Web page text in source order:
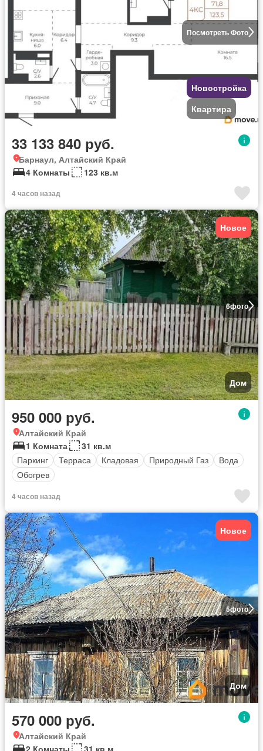
Посмотреть Фото
Новостройка
Квартира
33 133 840 руб.
Барнаул, Алтайский Край
4 Комнаты
123 кв.м
4 часов назад
6фото
Новое
Дом
950 000 руб.
Алтайский Край
1 Комната
31 кв.м
Паркинг
Терраса Кладовая Природный Газ
Вода
Обогрев
4 часов назад
5фото
Новое
Дом
570 000 руб.
Алтайский Край
2 Комнаты
31 кв.м